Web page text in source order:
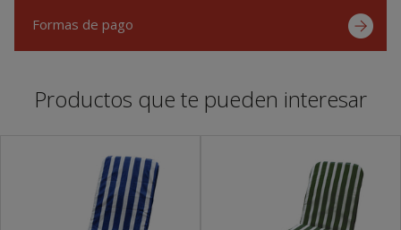
Formas de pago
Productos que te pueden interesar